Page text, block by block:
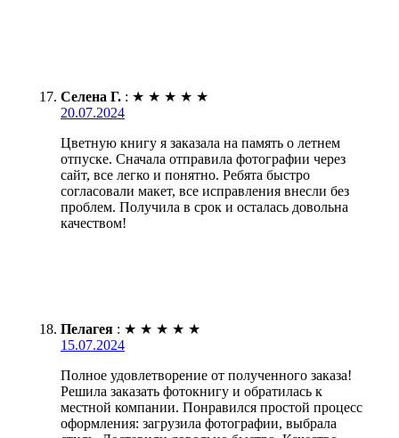
Селена Г. : ★ ★ ★ ★ ★
20.07.2024
Цветную книгу я заказала на память о летнем
отпуске. Сначала отправила фотографии через
сайт, все легко и понятно. Ребята быстро
согласовали макет, все исправления внесли без
проблем. Получила в срок и осталась довольна
качеством!
Пелагея : ★ ★ ★ ★ ★
15.07.2024
Полное удовлетворение от полученного заказа!
Решила заказать фотокнигу и обратилась к
местной компании. Понравился простой процесс
оформления: загрузила фотографии, выбрала